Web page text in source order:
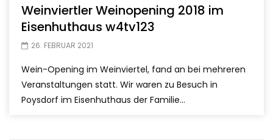
Weinviertler Weinopening 2018 im
Eisenhuthaus w4tv123
26. FEBRUAR 2021
Wein-Opening im Weinviertel, fand an bei mehreren
Veranstaltungen statt. Wir waren zu Besuch in
Poysdorf im Eisenhuthaus der Familie...